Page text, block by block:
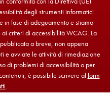
degli strumenti informatici
in fase di adeguamento e stiamo
criteri di accessibilità WCAG. La
a breve, non appena
e avviate le attività di rimediazione
di problemi di accessibilità o per
è possibile scrivere al form
.